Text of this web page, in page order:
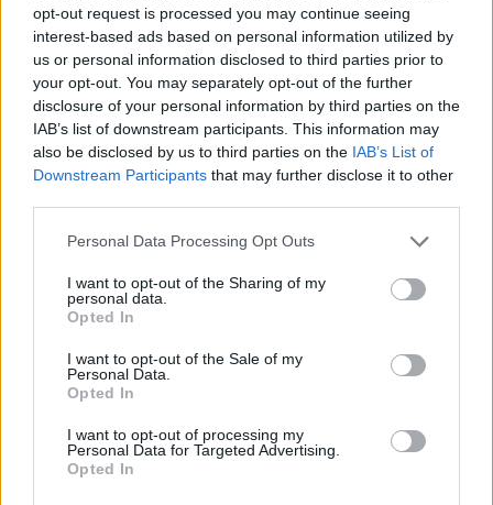
opt-out request is processed you may continue seeing
interest-based ads based on personal information utilized by
us or personal information disclosed to third parties prior to
your opt-out. You may separately opt-out of the further
disclosure of your personal information by third parties on the
IAB’s list of downstream participants. This information may
also be disclosed by us to third parties on the IAB’s List of
Downstream Participants that may further disclose it to other
Please note that this website/app uses one or more Google
not limited to your visit or usage behaviour. You may click to
grant or deny consent to Google and its third-party tags to
use your data for below specified purposes in below Google
consent section.
Personal Data Processing Opt Outs
I want to opt-out of the Sharing of my
personal data.
Opted In
I want to opt-out of the Sale of my
Personal Data.
Opted In
I want to opt-out of processing my
Personal Data for Targeted Advertising.
Opted In